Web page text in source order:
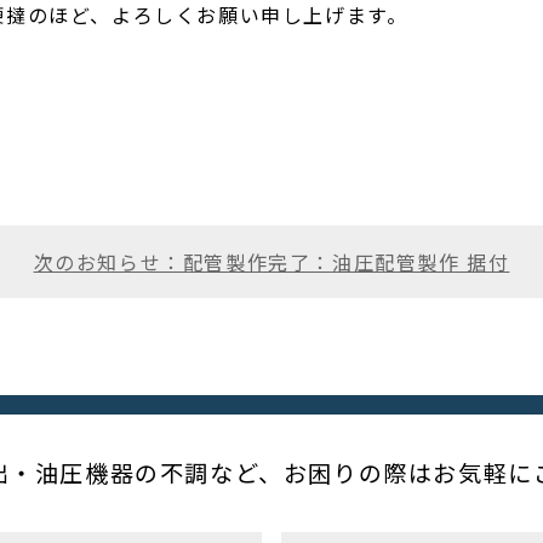
のほど、よろしくお願い申し上げます。
次のお知らせ：配管製作完了：油圧配管製作 据付
油圧機器の不調など、お困りの際はお気軽